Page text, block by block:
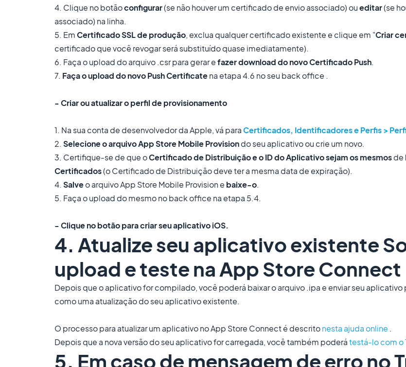
4. Clique no botãoconfigurar(se não houver um certificado de envio associado) oueditar(se
associado) na linha.
5. EmCertificado SSL de produção, exclua qualquer certificado existente e clique em "Criar
certificado que você revogar será substituído quase imediatamente).
6. Faça o upload do arquivo .csr para gerar efazer download do novo Certificado Push.
7. Faça o upload do novo Push Certificatena etapa 4.6 no seu back office .
- Criar ou atualizar o perfil de provisionamento
1. Na sua conta de desenvolvedor da Apple, vá paraCertificados, Identificadores e Perfis >
2. Selecione o arquivo App Store Mobile Provisiondo seu aplicativo ou crie um novo.
3. Certifique-se de que oCertificado de Distribuição e o ID do Aplicativo sejam os mesmosde
Certificados(o Certificado de Distribuição deve ter a mesma data de expiração).
4. Salveo arquivo App Store Mobile Provision e baixe-o.
5. Faça o upload do mesmo no back office na etapa 5.4.
- Clique no botão para criar seu aplicativo iOS.
4. Atualize seu aplicativo existente
upload e teste na App Store Connect
Depois que o aplicativo for compilado, você poderá baixar o arquivo .ipa e enviar seu aplicativo
como uma atualização do seu aplicativo existente.
O processo para atualizar um aplicativo no App Store Connect é descritonesta ajuda online .
Depois que a nova versão do seu aplicativo for carregada, você também poderátestá-lo com o
5. Em caso de mensagem de erro no